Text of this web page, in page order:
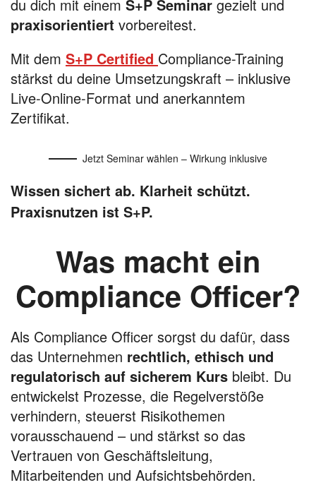
du dich mit einem S+P Seminar gezielt und
praxisorientiert vorbereitest.
Mit dem S+P Certified Compliance-Training
stärkst du deine Umsetzungskraft – inklusive
Live-Online-Format und anerkanntem
Zertifikat.
Jetzt Seminar wählen – Wirkung inklusive
Wissen sichert ab. Klarheit schützt.
Praxisnutzen ist S+P.
Was macht ein
Compliance Officer?
Als Compliance Officer sorgst du dafür, dass
das Unternehmen rechtlich, ethisch und
regulatorisch auf sicherem Kurs bleibt. Du
entwickelst Prozesse, die Regelverstöße
verhindern, steuerst Risikothemen
vorausschauend – und stärkst so das
Vertrauen von Geschäftsleitung,
Mitarbeitenden und Aufsichtsbehörden.